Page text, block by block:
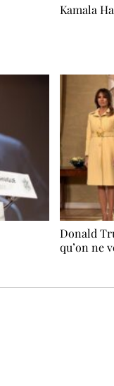
Kamala
Donald
qu’on ne